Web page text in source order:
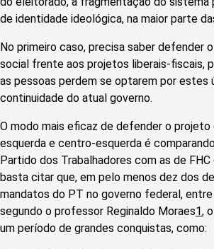
de identidade ideológica, na maior parte
No primeiro caso, precisa saber defender
social frente aos projetos liberais-fiscais,
as pessoas perdem se optarem por estes
continuidade do atual governo.
O modo mais eficaz de defender o projeto
esquerda e centro-esquerda é
Partido dos Trabalhadores com as de
basta citar que, em pelo menos dez dos
mandatos do PT no governo federal,
segundo o professor Reginaldo Moraes1,
um período de grandes conquistas, como: